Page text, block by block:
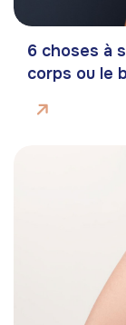
6 choses à
corps ou le